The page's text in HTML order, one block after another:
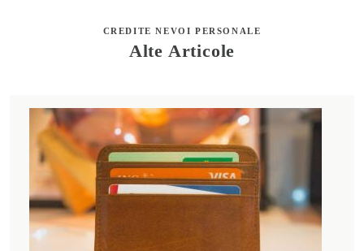
CREDITE NEVOI PERSONALE
Alte Articole